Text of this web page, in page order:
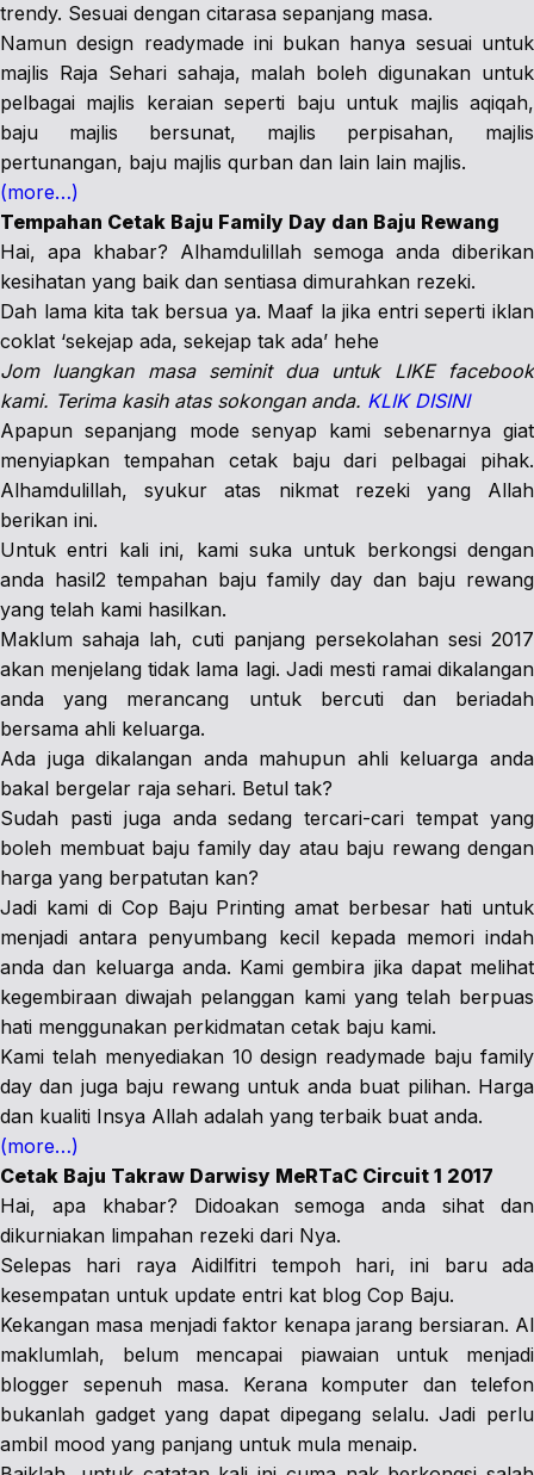
trendy. Sesuai dengan citarasa sepanjang masa.
Namun design readymade ini bukan hanya sesuai untuk
majlis Raja Sehari sahaja, malah boleh digunakan untuk
pelbagai majlis keraian seperti baju untuk majlis aqiqah,
baju majlis bersunat, majlis perpisahan, majlis
pertunangan, baju majlis qurban dan lain lain majlis.
(more…)
Tempahan Cetak Baju Family Day dan Baju Rewang
Hai, apa khabar? Alhamdulillah semoga anda diberikan
kesihatan yang baik dan sentiasa dimurahkan rezeki.
Dah lama kita tak bersua ya. Maaf la jika entri seperti iklan
coklat ‘sekejap ada, sekejap tak ada’ hehe
Jom luangkan masa seminit dua untuk LIKE facebook
kami. Terima kasih atas sokongan anda. KLIK DISINI
Apapun sepanjang mode senyap kami sebenarnya giat
menyiapkan tempahan cetak baju dari pelbagai pihak.
Alhamdulillah, syukur atas nikmat rezeki yang Allah
berikan ini.
Untuk entri kali ini, kami suka untuk berkongsi dengan
anda hasil2 tempahan baju family day dan baju rewang
yang telah kami hasilkan.
Maklum sahaja lah, cuti panjang persekolahan sesi 2017
akan menjelang tidak lama lagi. Jadi mesti ramai dikalangan
anda yang merancang untuk bercuti dan beriadah
bersama ahli keluarga.
Ada juga dikalangan anda mahupun ahli keluarga anda
bakal bergelar raja sehari. Betul tak?
Sudah pasti juga anda sedang tercari-cari tempat yang
boleh membuat baju family day atau baju rewang dengan
harga yang berpatutan kan?
Jadi kami di Cop Baju Printing amat berbesar hati untuk
menjadi antara penyumbang kecil kepada memori indah
anda dan keluarga anda. Kami gembira jika dapat melihat
kegembiraan diwajah pelanggan kami yang telah berpuas
hati menggunakan perkidmatan cetak baju kami.
Kami telah menyediakan 10 design readymade baju family
day dan juga baju rewang untuk anda buat pilihan. Harga
dan kualiti Insya Allah adalah yang terbaik buat anda.
(more…)
Cetak Baju Takraw Darwisy MeRTaC Circuit 1 2017
Hai, apa khabar? Didoakan semoga anda sihat dan
dikurniakan limpahan rezeki dari Nya.
Selepas hari raya Aidilfitri tempoh hari, ini baru ada
kesempatan untuk update entri kat blog Cop Baju.
Kekangan masa menjadi faktor kenapa jarang bersiaran. Al
maklumlah, belum mencapai piawaian untuk menjadi
blogger sepenuh masa. Kerana komputer dan telefon
bukanlah gadget yang dapat dipegang selalu. Jadi perlu
ambil mood yang panjang untuk mula menaip.